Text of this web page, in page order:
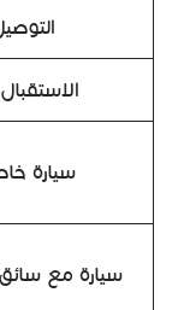
سيارة
سيارة مع سائق